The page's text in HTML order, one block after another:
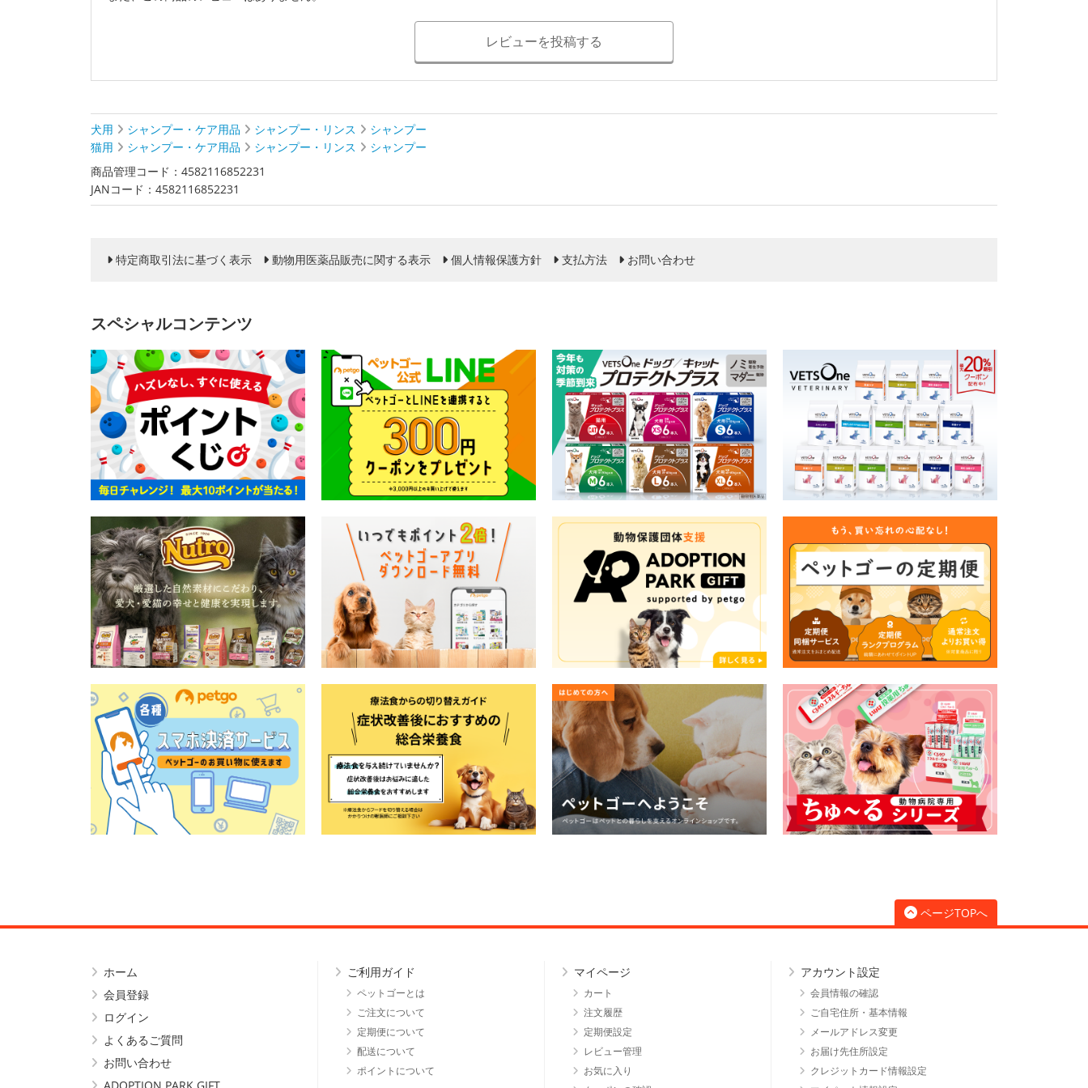
レビューを投稿する
犬用 シャンプー・ケア用品 シャンプー・リンス
シャンプー
猫用
シャンプー・ケア用品 シャンプー・リンス
シャンプー
商品管理コード：4582116852231
JANコード：4582116852231
特定商取引法に基づく表示 動物用医薬品販売に関する表示 個人情報保護方針 支払方法 お問い合わせ
スペシャルコンテンツ
ページTOPへ
ホーム
会員登録
ログイン
よくあるご質問
お問い合わせ
ご利用ガイド
ペットゴーとは
ご注文について
定期便について
配送について
ポイントについて
マイページ
カート
注文履歴
定期便設定
レビュー管理
お気に入り
アカウント設定
会員情報の確認
ご自宅住所・基本情報
メールアドレス変更
お届け先住所設定
クレジットカード情報設定